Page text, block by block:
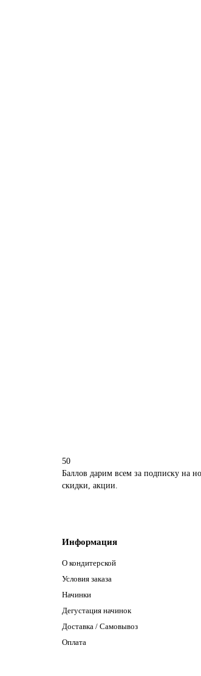
50
Баллов дарим всем за подписку на
скидки, акции.
Информация
О кондитерской
Условия заказа
Начинки
Дегустация начинок
Доставка / Самовывоз
Оплата